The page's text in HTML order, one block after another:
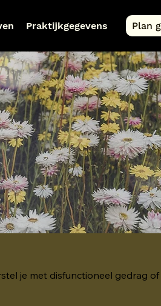
Praktijkgegevens Plan
je met disfunctioneel gedrag of